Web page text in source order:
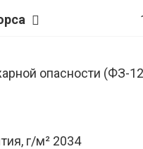
опасности (ФЗ-
г/м² 2034